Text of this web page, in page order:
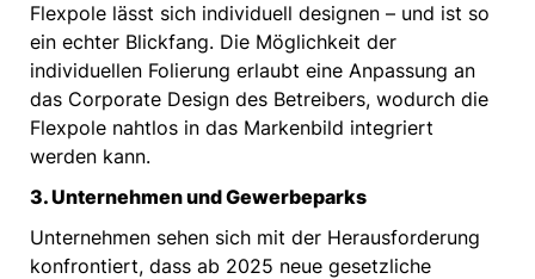
Flexpole lässt sich individuell designen – und ist so
ein echter Blickfang. Die Möglichkeit der
individuellen Folierung erlaubt eine Anpassung an
das Corporate Design des Betreibers, wodurch die
Flexpole nahtlos in das Markenbild integriert
werden kann.
3. Unternehmen und Gewerbeparks
Unternehmen sehen sich mit der Herausforderung
konfrontiert, dass ab 2025 neue gesetzliche